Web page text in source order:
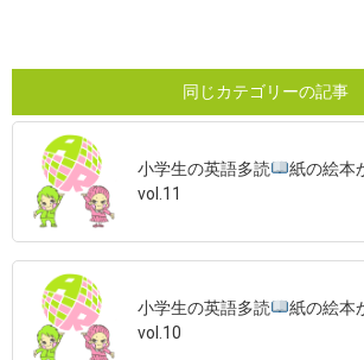
同じカテゴリーの記事
小学生の英語多読
紙の絵本
vol.11
小学生の英語多読
紙の絵本
vol.10